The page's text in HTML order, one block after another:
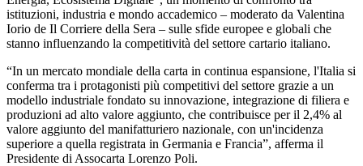
istituzioni, industria e mondo accademico – moderato da Valentina
Iorio de Il Corriere della Sera – sulle sfide europee e globali che
stanno influenzando la competitività del settore cartario italiano.
“In un mercato mondiale della carta in continua espansione, l'Italia si
conferma tra i protagonisti più competitivi del settore grazie a un
modello industriale fondato su innovazione, integrazione di filiera e
produzioni ad alto valore aggiunto, che contribuisce per il 2,4% al
valore aggiunto del manifatturiero nazionale, con un'incidenza
superiore a quella registrata in Germania e Francia”, afferma il
Presidente di Assocarta Lorenzo Poli.